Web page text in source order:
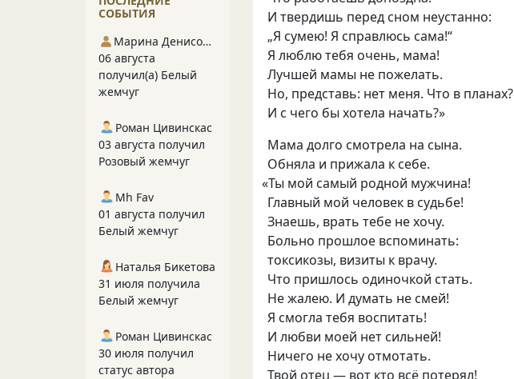
И твердишь перед сном неустанно:
„Я сумею! Я справлюсь сама!“
Я люблю тебя очень, мама!
Лучшей мамы не пожелать.
Но, представь: нет меня. Что в планах?
И с чего бы хотела начать?»
Мама долго смотрела на сына.
Обняла и прижала к себе.
«Ты мой самый родной мужчина!
Главный мой человек в судьбе!
Знаешь, врать тебе не хочу.
Больно прошлое вспоминать:
токсикозы, визиты к врачу.
Что пришлось одиночкой стать.
Не жалею. И думать не смей!
Я смогла тебя воспитать!
И любви моей нет сильней!
Ничего не хочу отмотать.
Твой отец — вот кто всё потерял!
СОБЫТИЯ
Марина Денисова 5
06 августа
получил(а) Белый
жемчуг
Роман Цивинскас
03 августа получил
Розовый жемчуг
Mh Fav
01 августа получил
Белый жемчуг
Наталья Бикетова
31 июля получила
Белый жемчуг
Роман Цивинскас
30 июля получил
статус автора